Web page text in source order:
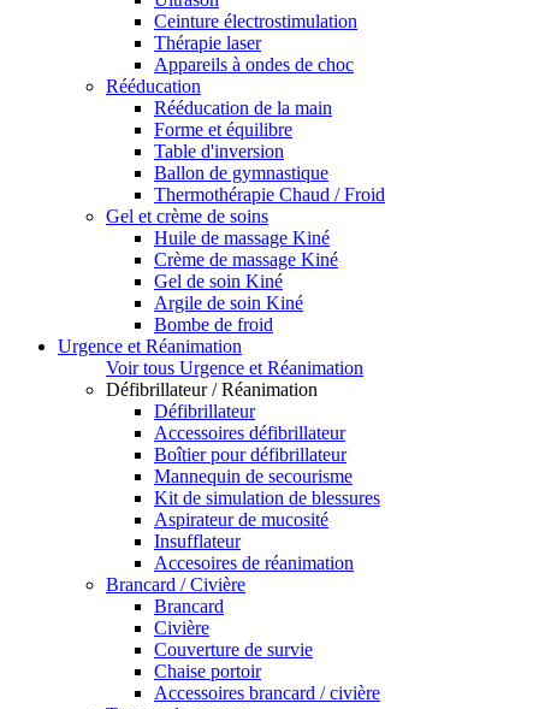
Ceinture électrostimulation
Thérapie laser
Appareils à ondes de choc
Rééducation
Rééducation de la main
Forme et équilibre
Table d'inversion
Ballon de gymnastique
Thermothérapie Chaud / Froid
Gel et crème de soins
Huile de massage Kiné
Crème de massage Kiné
Gel de soin Kiné
Argile de soin Kiné
Bombe de froid
Urgence et Réanimation
Voir tous Urgence et Réanimation
Défibrillateur / Réanimation
Défibrillateur
Accessoires défibrillateur
Boîtier pour défibrillateur
Mannequin de secourisme
Kit de simulation de blessures
Aspirateur de mucosité
Insufflateur
Accesoires de réanimation
Brancard / Civière
Brancard
Civière
Couverture de survie
Chaise portoir
Accessoires brancard / civière